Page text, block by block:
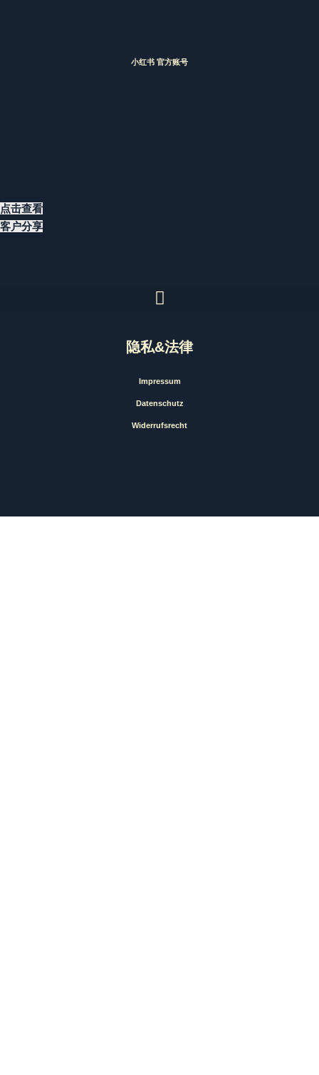
小红书 官方账号
点击查看
客户分享
隐私&法律
Impressum
Datenschutz
Widerrufsrecht